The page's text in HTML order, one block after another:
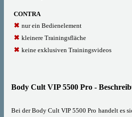
CONTRA
nur ein Bedienelement
kleinere Trainingsfläche
keine exklusiven Trainingsvideos
Body Cult VIP 5500 Pro -
Bei der Body Cult VIP 5500 Pro handelt es